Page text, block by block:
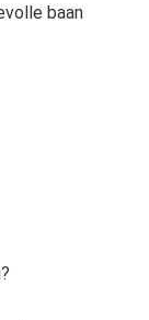
baan